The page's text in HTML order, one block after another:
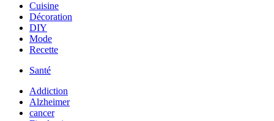
Cuisine
Décoration
DIY
Mode
Recette
Santé
Addiction
Alzheimer
cancer